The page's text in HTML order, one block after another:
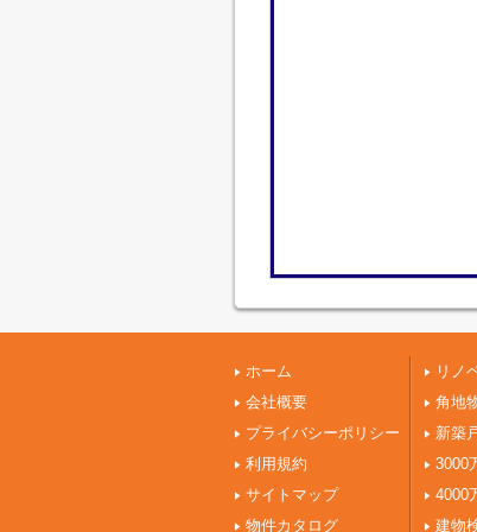
ホーム
会社概要
プライバシーポリシー
利用規約
サイトマップ
物件カタログ
リノ
角地
新築
3000
4000
建物